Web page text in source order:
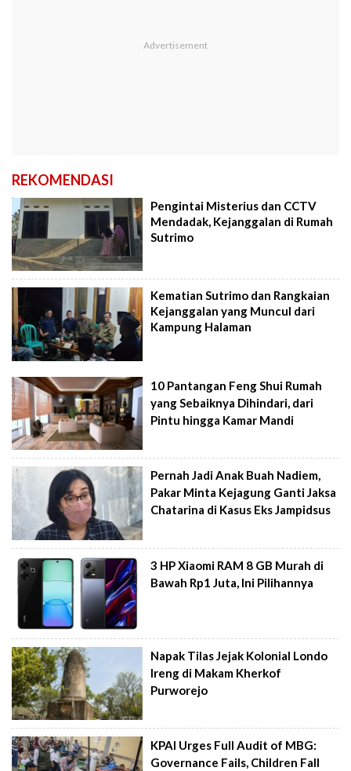
REKOMENDASI
Pengintai Misterius dan CCTV
Mendadak, Kejanggalan di Rumah
Sutrimo
Kematian Sutrimo dan Rangkaian
Kejanggalan yang Muncul dari
Kampung Halaman
10 Pantangan Feng Shui Rumah
yang Sebaiknya Dihindari, dari
Pintu hingga Kamar Mandi
Pernah Jadi Anak Buah Nadiem,
Pakar Minta Kejagung Ganti Jaksa
Chatarina di Kasus Eks Jampidsus
3 HP Xiaomi RAM 8 GB Murah di
Bawah Rp1 Juta, Ini Pilihannya
Napak Tilas Jejak Kolonial Londo
Ireng di Makam Kherkof
Purworejo
KPAI Urges Full Audit of MBG:
Governance Fails, Children Fall